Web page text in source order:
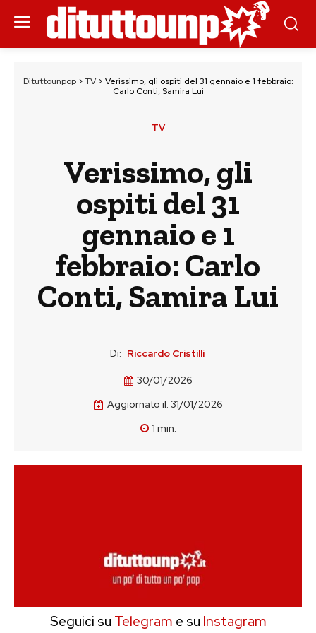
Dituttounpop> TV> Verissimo, gli ospiti del 31 gennaio e 1 febbraio:
Carlo Conti, Samira Lui
TV
Verissimo, gli
ospiti del 31
gennaio e 1
febbraio: Carlo
Conti, Samira Lui
Di: Riccardo Cristilli
30/01/2026
Aggiornato il: 31/01/2026
1 min.
Seguici su Telegram e su Instagram